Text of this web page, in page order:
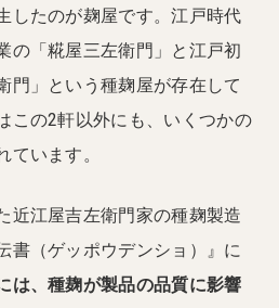
したのが麹屋です。江戸時代
の「糀屋三左衛門」と江戸初
門」という種麹屋が存在して
この2軒以外にも、いくつかの
ています。
近江屋吉左衛門家の種麹製造
書（ゲッポウデンショ）』に
は、種麹が製品の品質に影響